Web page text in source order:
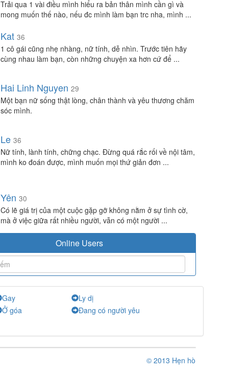
Trải qua 1 vài điều mình hiểu ra bản thân mình cần gì và
mong muốn thế nào, nếu đc mình làm bạn trc nha, mình ...
Kat 36
1 cô gái cũng nhẹ nhàng, nữ tính, dễ nhìn. Trước tiên hãy
cùng nhau làm bạn, còn những chuyện xa hơn cứ để ...
Hai Linh Nguyen 29
Một bạn nữ sống thật lòng, chân thành và yêu thương chăm
sóc mình.
Le 36
Nữ tính, lành tính, chững chạc. Đừng quá rắc rối về nội tâm,
mình ko đoán được, mình muốn mọi thứ giản đơn ...
Yên 30
Có lẽ giá trị của một cuộc gặp gỡ không nằm ở sự tình cờ,
mà ở việc giữa rất nhiều người, vẫn có một người ...
Online Users
Gay
Ly dị
Ở góa
Đang có người yêu
© 2013 Hẹn hò